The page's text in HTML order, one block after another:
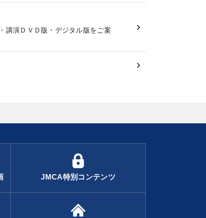
講演ＤＶＤ版・デジタル版をご案
JMCA特別コンテンツ